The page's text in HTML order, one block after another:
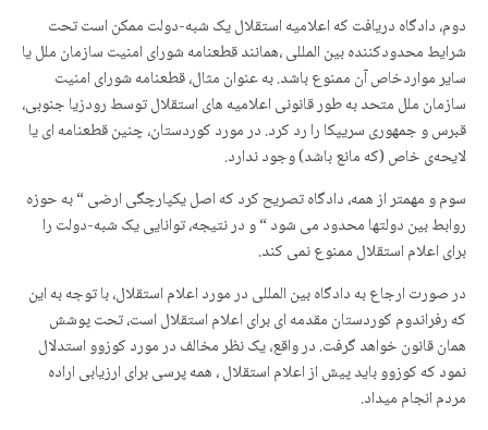
دوم، دادگاه دریافت که اعلامیه استقلال یک شبه-دولت ممکن است تحت
شرایط محدودکننده بین المللی ،همانند قطعنامه شورای امنیت سازمان ملل یا
سایر مواردخاص آن ممنوع باشد. به عنوان مثال، قطعنامه شورای امنیت
سازمان ملل متحد به طور قانونی اعلامیه های استقلال توسط رودزیا جنوبی،
قبرس و جمهوری سریپکا را رد کرد. در مورد کوردستان، چنین قطعنامه ای یا
لایحەی خاص (که مانع باشد) وجود ندارد.
سوم و مهمتر از همه، دادگاه تصریح کرد که اصل یکپارچگی ارضی “ به حوزه
روابط بین دولتها محدود می شود “ و در نتیجه، توانایی یک شبه-دولت را
برای اعلام استقلال ممنوع نمی کند.
در صورت ارجاع به دادگاه بین المللی در مورد اعلام استقلال، با توجه به این
که رفراندوم کوردستان مقدمه ای برای اعلام استقلال است، تحت پوشش
همان قانون خواهد گرفت. در واقع، یک نظر مخالف در مورد کوزوو استدلال
نمود که کوزوو باید پیش از اعلام استقلال ، همه پرسی برای ارزیابی اراده
مردم انجام میداد.